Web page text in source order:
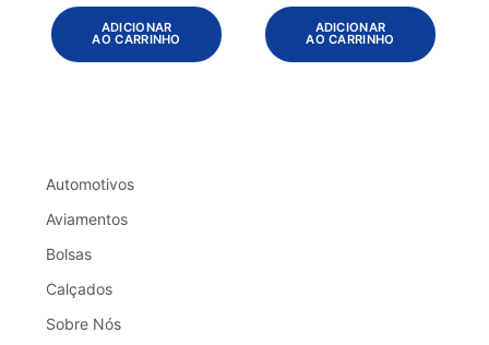
ADICIONAR
AO CARRINHO
ADICIONAR
AO CARRINHO
Automotivos
Aviamentos
Bolsas
Calçados
Sobre Nós